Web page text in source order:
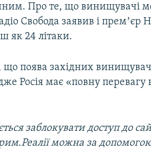
Про те, що винищувачі
Свобода заявив і премʼєр
як 24 літаки.
поява західних
Росія має «повну перевагу
заблокувати доступ до
можна за